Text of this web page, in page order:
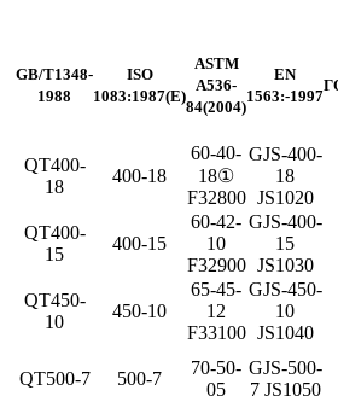
GB/T1348-
1988
ISO
1083:1987(E)
ASTM
A536-
84(2004)
EN
1563:-1997
QT400-
18
400-18
60-40-
18①
F32800
GJS-400-
18
JS1020
QT400-
15
400-15
60-42-
10
F32900
GJS-400-
15
JS1030
QT450-
10
450-10
65-45-
12
F33100
GJS-450-
10
JS1040
QT500-7 500-7
70-50-
05
GJS-500-
7 JS1050